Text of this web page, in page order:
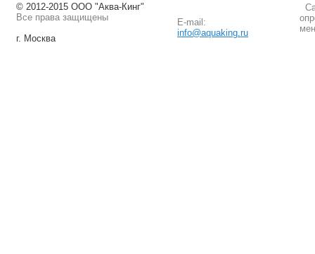
© 2012-2015 ООО "Аква-Кинг"
Все права защищены
г. Москва
E-mail:
info@aquaking.ru